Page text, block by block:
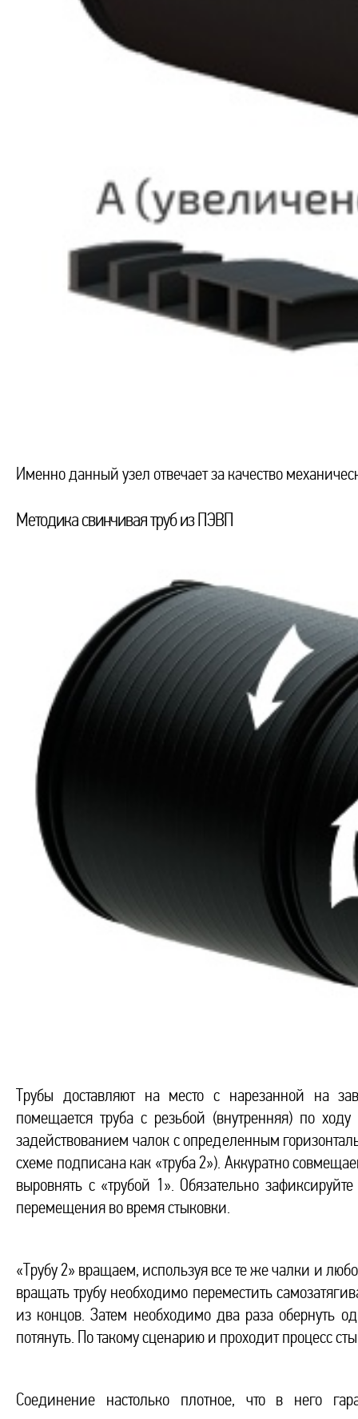
Именно данный узел отвечает за качество
Методика свинчивая труб из ПЭВП
Трубы доставляют на место с нарезанной на
помещается труба с резьбой (внутренняя) по
задействованием чалок с определенным
схеме подписана как «труба 2»). Аккуратно
выровнять с «трубой 1». Обязательно
перемещения во время стыковки.
«Трубу 2» вращаем, используя все те же чалки и
вращать трубу необходимо переместить
из концов. Затем необходимо два раза обернуть
потянуть. По такому сценарию и проходит процесс
Соединение настолько плотное, что в него